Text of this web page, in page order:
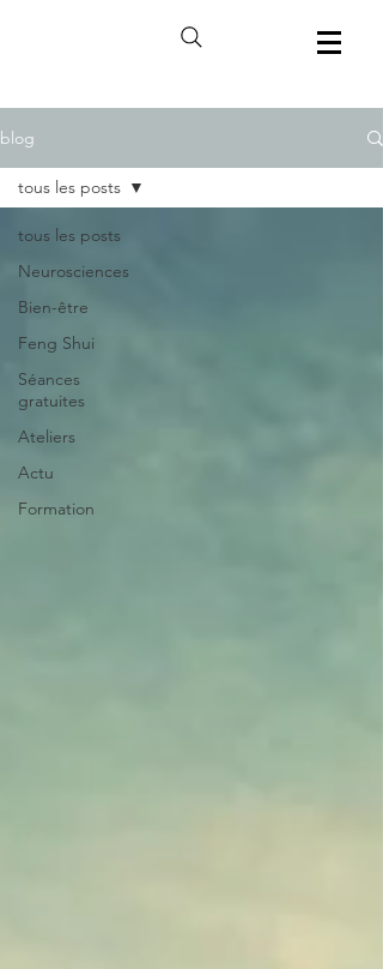
blog
tous les posts
Neurosciences
Bien-être
Feng Shui
Séances
gratuites
Ateliers
Actu
Formation
tous les posts